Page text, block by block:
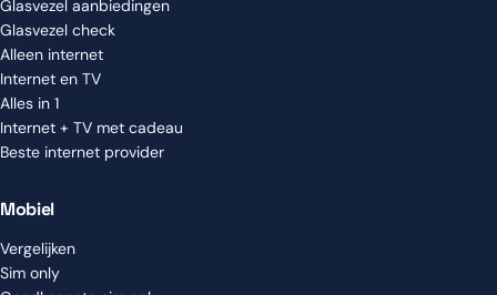
Glasvezel aanbiedingen
Glasvezel check
Alleen internet
Internet en TV
Alles in 1
Internet + TV met cadeau
Beste internet provider
Mobiel
Vergelijken
Sim only